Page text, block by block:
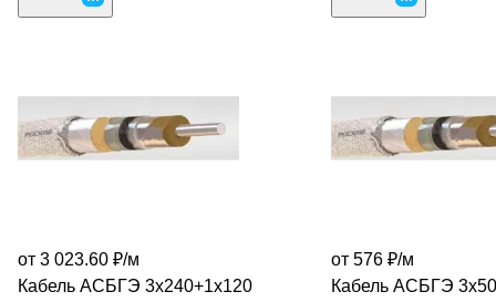
от 3 023.60 ₽/м
Кабель АСБГЭ 3х240+1х120
от 576 ₽/м
Кабель АСБГЭ 3х50